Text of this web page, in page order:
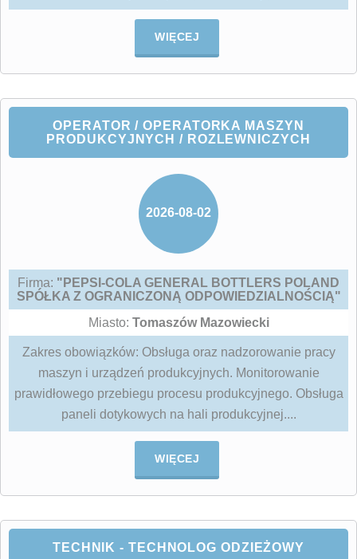
WIĘCEJ
OPERATOR / OPERATORKA MASZYN
PRODUKCYJNYCH / ROZLEWNICZYCH
2026-08-02
Firma: "PEPSI-COLA GENERAL BOTTLERS POLAND
SPÓŁKA Z OGRANICZONĄ ODPOWIEDZIALNOŚCIĄ"
Miasto: Tomaszów Mazowiecki
Zakres obowiązków: Obsługa oraz nadzorowanie pracy
maszyn i urządzeń produkcyjnych. Monitorowanie
prawidłowego przebiegu procesu produkcyjnego. Obsługa
paneli dotykowych na hali produkcyjnej....
WIĘCEJ
TECHNIK - TECHNOLOG ODZIEŻOWY